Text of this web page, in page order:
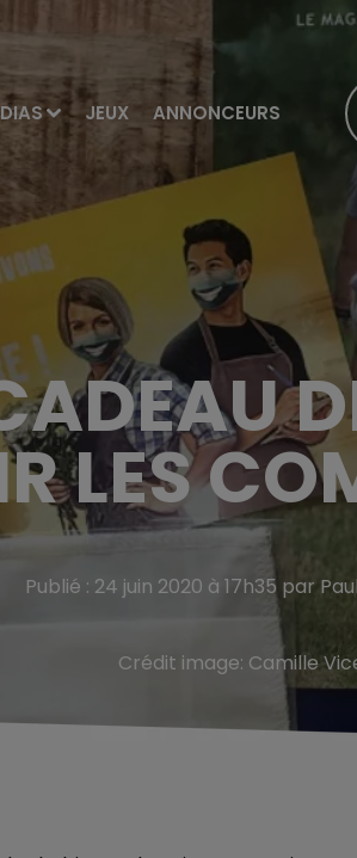
JEUX ANNONCEURS
LES
Publié : 24 juin 2020 à 17h35 par
Crédit image: Camille